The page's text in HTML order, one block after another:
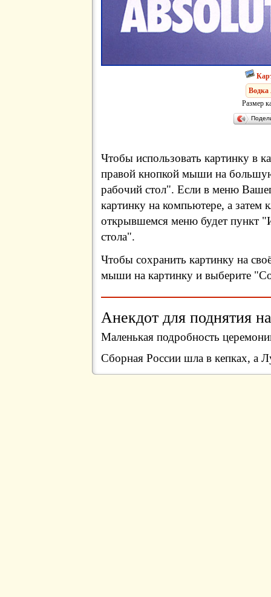
Водка
Размер
Чтобы использовать картинку в
правой кнопкой мыши на
рабочий стол". Если в меню
картинку на компьютере, а затем
открывшемся меню будет пункт
стола".
Чтобы сохранить картинку на
мыши на картинку и выберите
Анекдот для поднятия
Маленькая подробность
Сборная России шла в кепках, а